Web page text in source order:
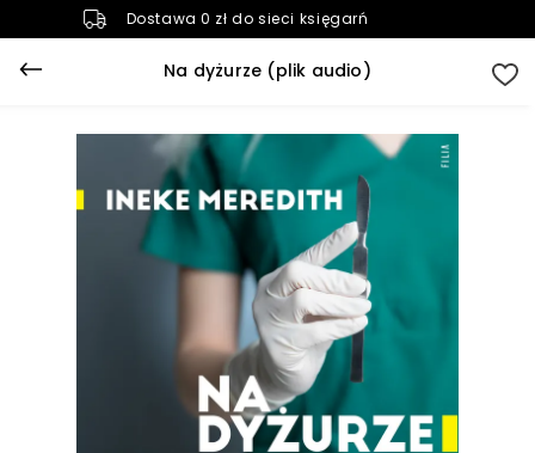
Dostawa 0 zł do sieci księgarń
Na dyżurze (plik audio)